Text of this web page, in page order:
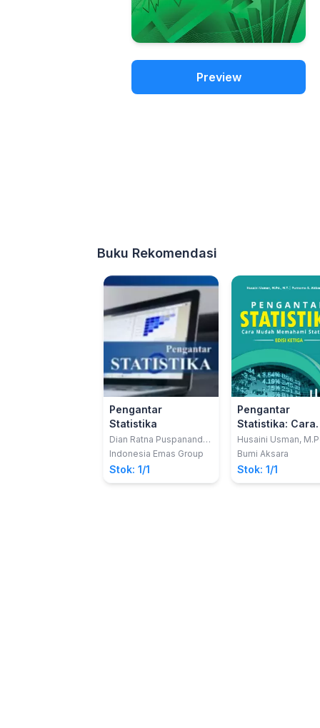
Preview
Buku Rekomendasi
Pengantar
Statistika
Dian Ratna Puspananda,
S.Pd., M.Pd.
Indonesia Emas Group
Stok: 1/1
Pengantar
Statistika: Cara
Mudah
Statistika
Husaini Usman,
M.T. Dan Purnomo
Bumi Aksara
Stok: 1/1